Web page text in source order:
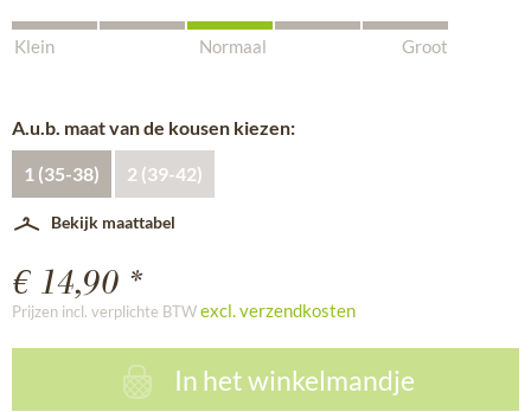
Klein Normaal Groot
A.u.b. maat van de kousen kiezen:
1 (35-38) 2 (39-42)
Bekijk maattabel
€ 14,90 *
Prijzen incl. verplichte BTWexcl. verzendkosten
In het winkelmandje